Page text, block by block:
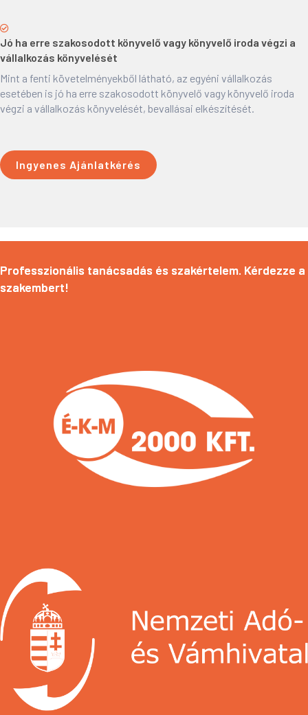
Jó ha erre szakosodott könyvelő vagy könyvelő iroda végzi a
vállalkozás könyvelését
Mint a fenti követelményekből látható, az egyéni vállalkozás
esetében is jó ha erre szakosodott könyvelő vagy könyvelő iroda
végzi a vállalkozás könyvelését, bevallásai elkészítését.
Ingyenes Ajánlatkérés
Professzionális tanácsadás és szakértelem. Kérdezze a
szakembert!